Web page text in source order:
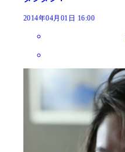
2014年04月01日 16:00